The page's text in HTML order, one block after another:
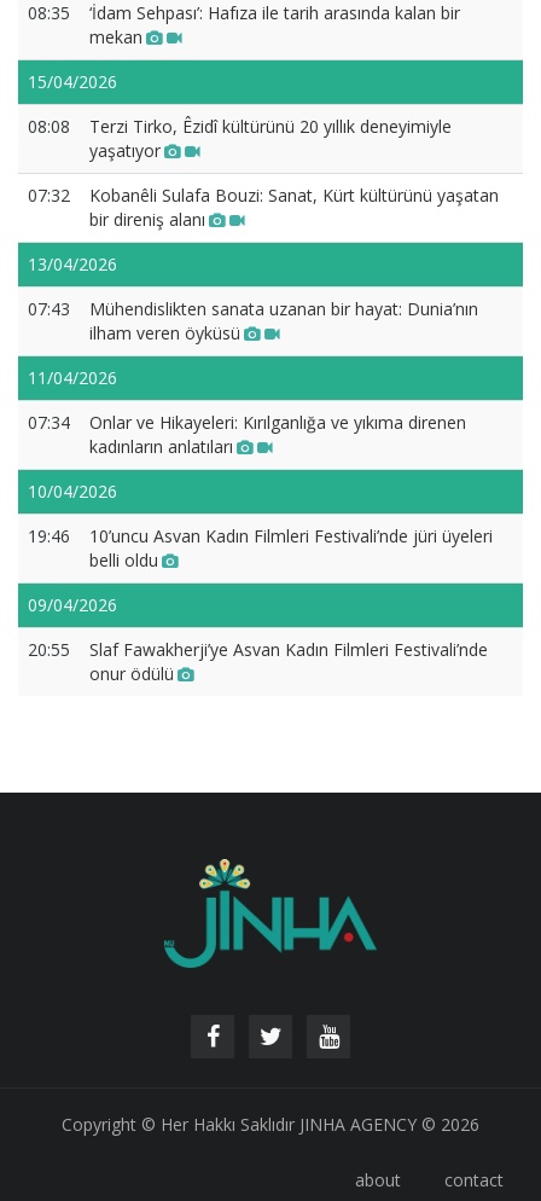
08:35
‘İdam Sehpası’: Hafıza ile tarih arasında kalan bir
mekan
15/04/2026
08:08
Terzi Tirko, Êzidî kültürünü 20 yıllık deneyimiyle
yaşatıyor
07:32
Kobanêli Sulafa Bouzi: Sanat, Kürt kültürünü yaşatan
bir direniş alanı
13/04/2026
07:43
Mühendislikten sanata uzanan bir hayat: Dunia’nın
ilham veren öyküsü
11/04/2026
07:34
Onlar ve Hikayeleri: Kırılganlığa ve yıkıma direnen
kadınların anlatıları
10/04/2026
19:46
10’uncu Asvan Kadın Filmleri Festivali’nde jüri üyeleri
belli oldu
09/04/2026
20:55
Slaf Fawakherji’ye Asvan Kadın Filmleri Festivali’nde
onur ödülü
Copyright © Her Hakkı Saklıdır JINHA AGENCY © 2026
about contact